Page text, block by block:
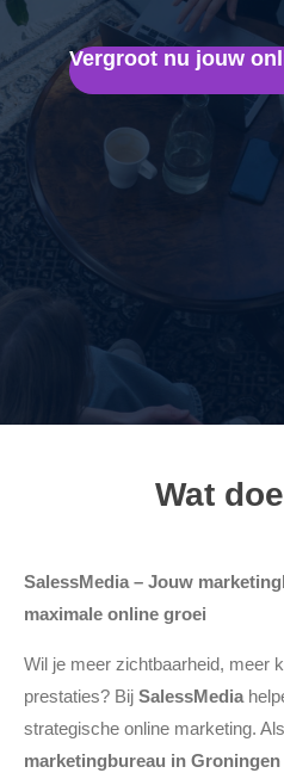
Vergroot nu jouw
Wat
SalessMedia – Jouw
maximale online groei
Wil je meer zichtbaarheid, meer
prestaties? Bij SalessMedia
strategische online marketing.
marketingbureau in Groningen